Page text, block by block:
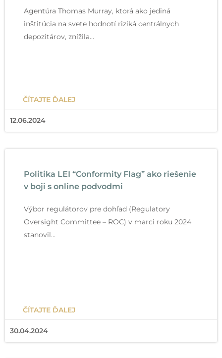
Agentúra Thomas Murray, ktorá ako jediná
inštitúcia na svete hodnotí riziká centrálnych
depozitárov, znížila…
ČÍTAJTE ĎALEJ
12.06.2024
Politika LEI “Conformity Flag” ako riešenie
v boji s online podvodmi
Výbor regulátorov pre dohľad (Regulatory
Oversight Committee – ROC) v marci roku 2024
stanovil…
ČÍTAJTE ĎALEJ
30.04.2024